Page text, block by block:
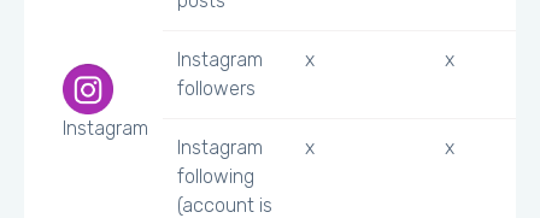
Instagram
Instagram
followers
x x
Instagram
following
(account is
x x